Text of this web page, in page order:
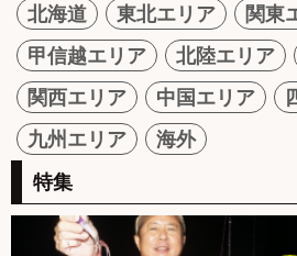
北海道 東北エリア
関東
甲信越エリア
北陸エリア
関西エリア
中国エリア
九州エリア
海外
特集